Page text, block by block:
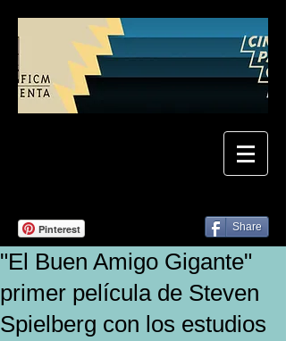
Pinterest Share
"El Buen Amigo Gigante"
primer película de Steven
Spielberg con los estudios